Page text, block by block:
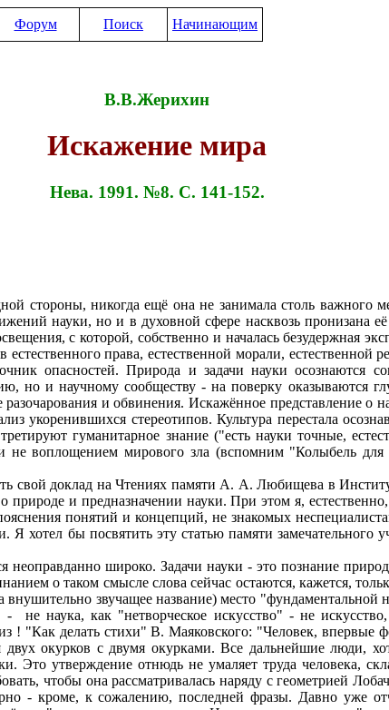
Форум Поиск Начинающим
В.В.Жерихин
Искажение мира
Нева. 1991. №8. С. 141-152.
никогда ещё она не занимала столь важного
науки, но и в духовной сфере насквозь
с которой, собственно и началась безудержная
права, естественной морали, естественной
опасностей. Природа и задачи науки осознаются
но и научному сообществу - на поверку оказываются
и обвинения. Искажённое представление о
укоренившихся стереотипов. Культура перестала
гуманитарное знание ("есть науки точные,
не воплощением мирового зла (вспомним "Колыбель
свой доклад на Чтениях памяти А. А. Любищева в
и предназначении науки. При этом я,
понятий и концепций, не знакомых
хотел бы посвятить эту статью памяти замечательного
широко. Задачи науки - это познание
о таком смысле слова сейчас остаются, кажется,
звучащее название) место "фундаментальной
-
не наука, как "нетворческое искусство" - не
! "Как делать стихи" В. Маяковского: "Человек,
окурков с двумя окурками. Все дальнейшие люди,
Это утверждение отнюдь не умаляет труда человека,
чтобы она рассматривалась наряду с геометрией
- кроме, к сожалению, последней фразы. Давно уже